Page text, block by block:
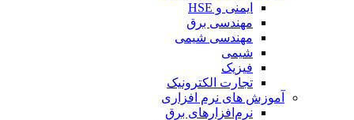
ایمنی و HSE
مهندسی برق
مهندسی شیمی
شیمی
فیزیک
تجارت الکترونیک
آموزش های نرم افزاری
نرم‌افزارهای برق